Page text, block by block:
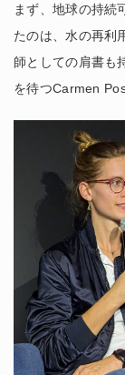
まず、地球の持続
たのは、水の再利
師としての肩書も
を待つCarmen